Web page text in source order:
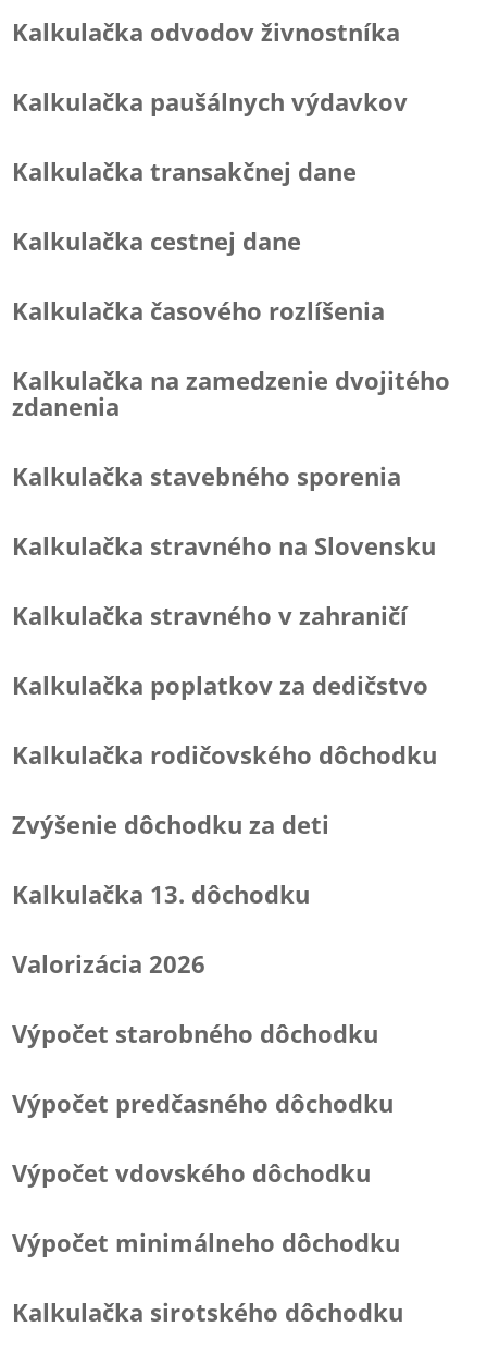
Kalkulačka odvodov živnostníka
Kalkulačka paušálnych výdavkov
Kalkulačka transakčnej dane
Kalkulačka cestnej dane
Kalkulačka časového rozlíšenia
Kalkulačka na zamedzenie dvojitého
zdanenia
Kalkulačka stavebného sporenia
Kalkulačka stravného na Slovensku
Kalkulačka stravného v zahraničí
Kalkulačka poplatkov za dedičstvo
Kalkulačka rodičovského dôchodku
Zvýšenie dôchodku za deti
Kalkulačka 13. dôchodku
Valorizácia 2026
Výpočet starobného dôchodku
Výpočet predčasného dôchodku
Výpočet vdovského dôchodku
Výpočet minimálneho dôchodku
Kalkulačka sirotského dôchodku